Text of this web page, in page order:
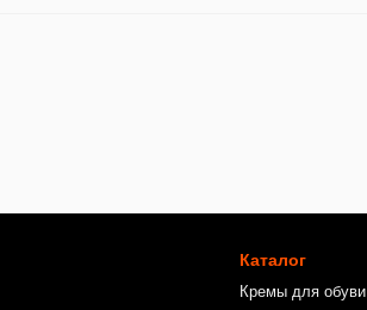
Каталог
Кремы для обуви